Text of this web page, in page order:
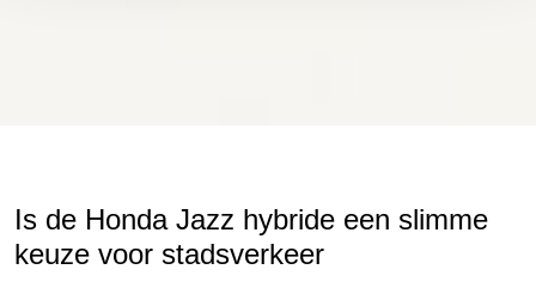
Is de Honda Jazz hybride een slimme
keuze voor stadsverkeer